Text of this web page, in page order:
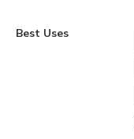
Best Uses